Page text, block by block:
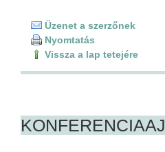
Üzenet a szerzőnek
Nyomtatás
Vissza a lap tetejére